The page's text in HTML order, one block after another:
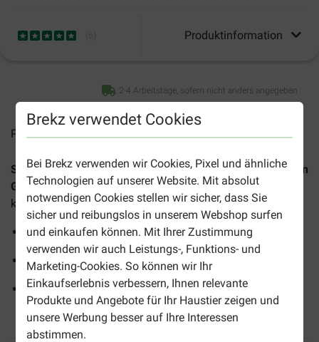
Brekz verwendet Cookies
Bei Brekz verwenden wir Cookies, Pixel und ähnliche
Technologien auf unserer Website. Mit absolut
notwendigen Cookies stellen wir sicher, dass Sie
sicher und reibungslos in unserem Webshop surfen
und einkaufen können. Mit Ihrer Zustimmung
verwenden wir auch Leistungs-, Funktions- und
Marketing-Cookies. So können wir Ihr
Einkaufserlebnis verbessern, Ihnen relevante
Produkte und Angebote für Ihr Haustier zeigen und
unsere Werbung besser auf Ihre Interessen
abstimmen.
Produktinformation
2-4 Arbeitstage, sofern nicht anders angegeben
Preise inkl. MwSt zzgl.
Sheba Délices du Jour mit Thunfisch, Lachs, Weissfisch in
Gelee Katzen-Nassfutterist ein komplettes Nassfutter mit
köstlichen Fischstückchen für echte Feinschmecker.
Komplettes Futter in praktischen 50-Gramm-Portionen
Verpackung aus 100 % recycelbarem Papier
Frei von Farb- und Aromastoffen sowie von
Konservierungsstoffen